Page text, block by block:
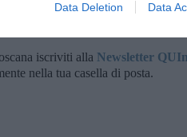
Data Deletion Data
iscriviti alla Newsletter
nella tua casella di posta.